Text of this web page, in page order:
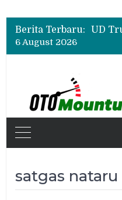
Berita Terbaru:
6 August 2026
satgas nataru